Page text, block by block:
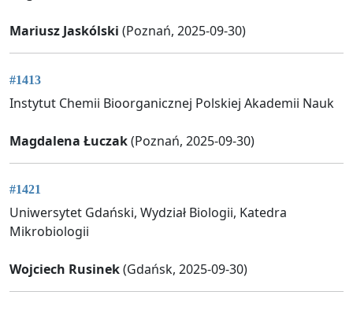
Mariusz Jaskólski (Poznań, 2025-09-30)
#1413
Instytut Chemii Bioorganicznej Polskiej Akademii Nauk
Magdalena Łuczak(Poznań, 2025-09-30)
#1421
Uniwersytet Gdański, Wydział Biologii, Katedra
Mikrobiologii
Wojciech Rusinek(Gdańsk, 2025-09-30)